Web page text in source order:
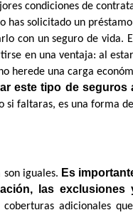
condiciones de
has solicitado un
con un seguro de vida.
en una ventaja: al
herede una carga
este tipo de seguros
si faltaras, es una forma
son iguales. Es
las
coberturas adicionales